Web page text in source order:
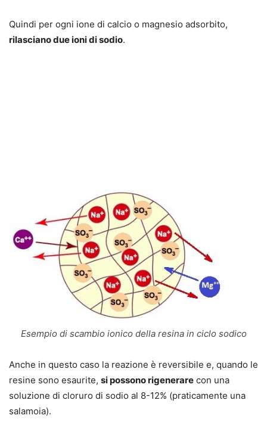
Quindi per ogni ione di calcio o magnesio adsorbito,
rilasciano due ioni di sodio.
Esempio di scambio ionico della resina in ciclo sodico
Anche in questo caso la reazione è reversibile e, quando le
resine sono esaurite, si possono rigenerare con una
soluzione di cloruro di sodio al 8-12% (praticamente una
salamoia).